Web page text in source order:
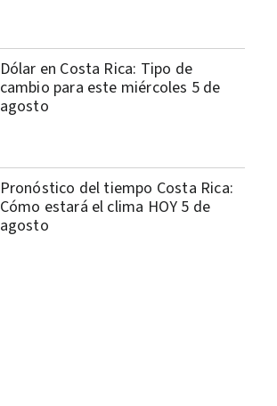
Dólar en Costa Rica: Tipo de
cambio para este miércoles 5 de
agosto
Pronóstico del tiempo Costa Rica:
Cómo estará el clima HOY 5 de
agosto